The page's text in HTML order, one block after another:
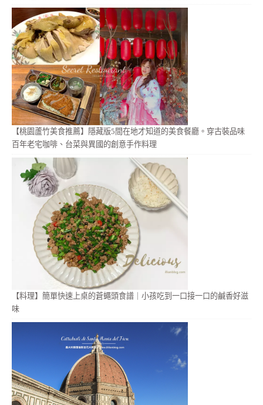
【桃園蘆竹美食推薦】隱藏版5間在地才知道的美食餐廳。穿古裝品味
百年老宅咖啡、台菜與異國的創意手作料理
【料理】簡單快速上桌的蒼蠅頭食譜｜小孩吃到一口接一口的鹹香好滋
味